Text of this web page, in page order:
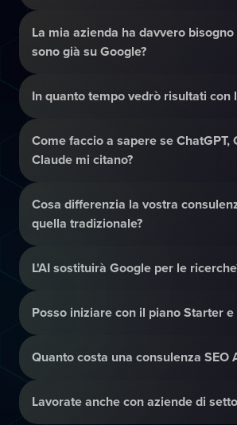
La mia azienda ha davvero bisogno
sono già su Google?
In quanto tempo vedrò risultati con
Come faccio a sapere se ChatGPT,
Claude mi citano?
Cosa differenzia la vostra
quella tradizionale?
L'AI sostituirà Google per le
Posso iniziare con il piano Starter
Quanto costa una consulenza SEO
Lavorate anche con aziende di